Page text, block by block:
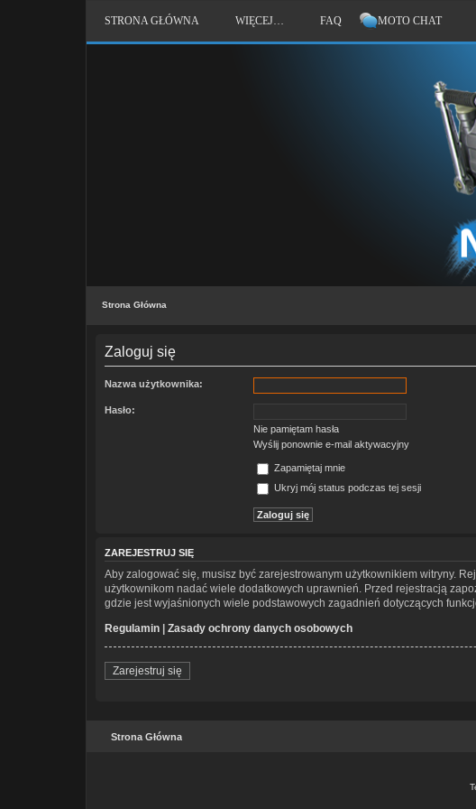
STRONA GŁÓWNA WIĘCEJ… FAQ MOTO CHAT
Strona Główna
Zaloguj się
Nazwa użytkownika:
Hasło:
Nie pamiętam hasła
Wyślij ponownie e-mail aktywacyjny
Zapamiętaj mnie
Ukryj mój status podczas tej sesji
ZAREJESTRUJ SIĘ
Aby zalogować się, musisz być zarejestrowanym użytkownikiem witryny.
użytkownikom nadać wiele dodatkowych uprawnień. Przed rejestracją
gdzie jest wyjaśnionych wiele podstawowych zagadnień dotyczących
Regulamin | Zasady ochrony danych osobowych
Zarejestruj się
Strona Główna